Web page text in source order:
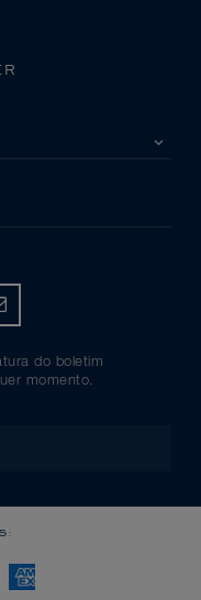
do boletim
momento.